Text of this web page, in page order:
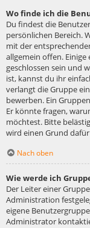
Wo finde ich die
Du findest die
persönlichen Bereich.
mit der
allgemein offen.
geschlossen sein und
ist, kannst du ihr
verlangt die Gruppe
bewerben. Ein
Er könnte fragen,
möchtest. Bitte
wird einen Grund
Nach oben
Wie werde ich
Der Leiter einer
Administration
eigene
Administrator